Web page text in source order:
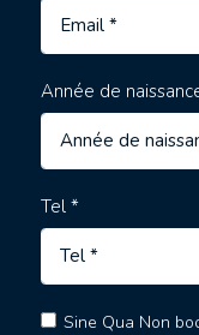
Année de
Tel *
Sine Qua Non